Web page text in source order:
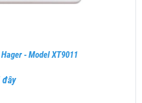
- Model XT9011
đây